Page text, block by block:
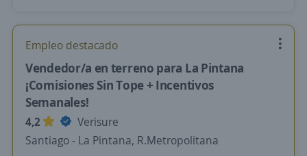
Empleo destacado
Vendedor/a en terreno para La Pintana
¡Comisiones Sin Tope + Incentivos
Semanales!
4,2
Verisure
Santiago - La Pintana, R.Metropolitana